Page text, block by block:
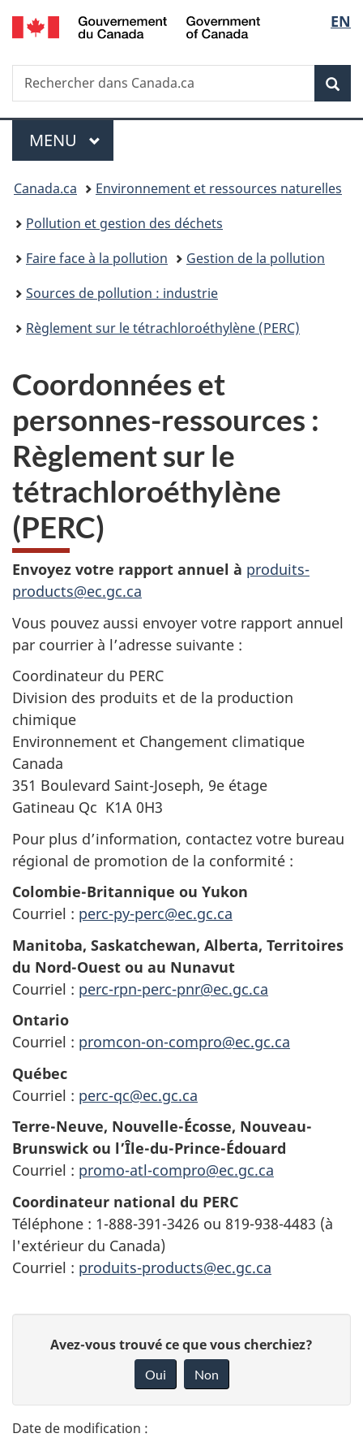
Passer
au
principal
Passer
à
Au
du
Passer
à
version
simplifiée
de
la
EN
Recherche
Rechercher
dans
Menu
MENU PRINCIPAL
Vous
êtes
ici :
Canada.ca
Environnement et ressources naturelles
Pollution et gestion des déchets
Faire face à la pollution
Gestion de la pollution
Sources de pollution : industrie
Règlement sur le tétrachloroéthylène (PERC)
Coordonnées et
personnes-ressources :
Règlement sur le
tétrachloroéthylène
(PERC)
Envoyez votre rapport annuel à produits-
products@ec.gc.ca
Vous pouvez aussi envoyer votre rapport annuel
par courrier à l’adresse suivante :
Coordinateur du PERC
Division des produits et de la production
chimique
Environnement et Changement climatique
Canada
351 Boulevard Saint-Joseph, 9e étage
Gatineau Qc K1A 0H3
Pour plus d’information, contactez votre bureau
régional de promotion de la conformité :
Colombie-Britannique ou Yukon
Courriel : perc-py-perc@ec.gc.ca
Manitoba, Saskatchewan, Alberta, Territoires
du Nord-Ouest ou au Nunavut
Courriel : perc-rpn-perc-pnr@ec.gc.ca
Ontario
Courriel : promcon-on-compro@ec.gc.ca
Québec
Courriel : perc-qc@ec.gc.ca
Terre-Neuve, Nouvelle-Écosse, Nouveau-
Brunswick ou l’Île-du-Prince-Édouard
Courriel : promo-atl-compro@ec.gc.ca
Coordinateur national du PERC
Téléphone : 1-888-391-3426 ou 819-938-4483 (à
l'extérieur du Canada)
Courriel : produits-products@ec.gc.ca
t
a
n
Avez-vous trouvé ce que vous cherchiez?
Oui Non